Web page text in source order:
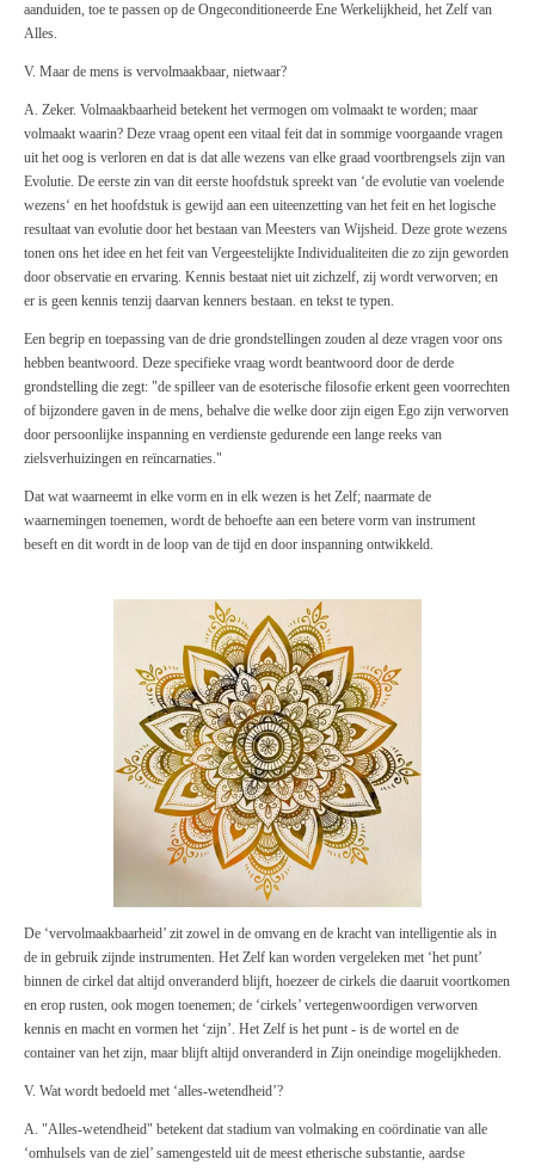
aanduiden, toe te passen op de Ongeconditioneerde Ene Werkelijkheid, het Zelf van
Alles.
V. Maar de mens is vervolmaakbaar, nietwaar?
A. Zeker. Volmaakbaarheid betekent het vermogen om volmaakt te worden; maar
volmaakt waarin? Deze vraag opent een vitaal feit dat in sommige voorgaande vragen
uit het oog is verloren en dat is dat alle wezens van elke graad voortbrengsels zijn van
Evolutie. De eerste zin van dit eerste hoofdstuk spreekt van ‘de evolutie van voelende
wezens‘ en het hoofdstuk is gewijd aan een uiteenzetting van het feit en het logische
resultaat van evolutie door het bestaan van Meesters van Wijsheid. Deze grote wezens
tonen ons het idee en het feit van Vergeestelijkte Individualiteiten die zo zijn geworden
door observatie en ervaring. Kennis bestaat niet uit zichzelf, zij wordt verworven; en
er is geen kennis tenzij daarvan kenners bestaan. en tekst te typen.
Een begrip en toepassing van de drie grondstellingen zouden al deze vragen voor ons
hebben beantwoord. Deze specifieke vraag wordt beantwoord door de derde
grondstelling die zegt: "de spilleer van de esoterische filosofie erkent geen voorrechten
of bijzondere gaven in de mens, behalve die welke door zijn eigen Ego zijn verworven
door persoonlijke inspanning en verdienste gedurende een lange reeks van
zielsverhuizingen en reïncarnaties."
Dat wat waarneemt in elke vorm en in elk wezen is het Zelf; naarmate de
waarnemingen toenemen, wordt de behoefte aan een betere vorm van instrument
beseft en dit wordt in de loop van de tijd en door inspanning ontwikkeld.
De ‘vervolmaakbaarheid’ zit zowel in de omvang en de kracht van intelligentie als in
de in gebruik zijnde instrumenten. Het Zelf kan worden vergeleken met ‘het punt’
binnen de cirkel dat altijd onveranderd blijft, hoezeer de cirkels die daaruit voortkomen
en erop rusten, ook mogen toenemen; de ‘cirkels’ vertegenwoordigen verworven
kennis en macht en vormen het ‘zijn’. Het Zelf is het punt - is de wortel en de
container van het zijn, maar blijft altijd onveranderd in Zijn oneindige mogelijkheden.
V. Wat wordt bedoeld met ‘alles-wetendheid’?
A. "Alles-wetendheid" betekent dat stadium van volmaking en coördinatie van alle
‘omhulsels van de ziel’ samengesteld uit de meest etherische substantie, aardse